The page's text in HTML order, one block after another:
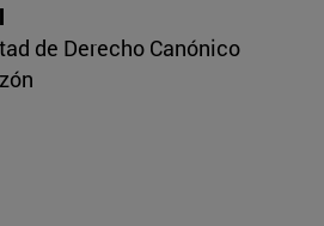
de Derecho Canónico